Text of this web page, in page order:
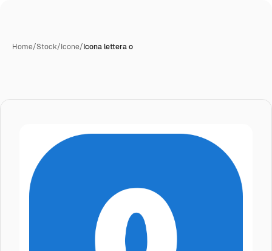
Home/Stock/Icone/Icona lettera o